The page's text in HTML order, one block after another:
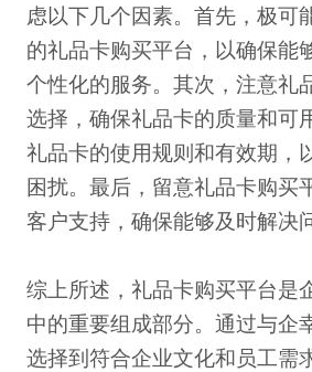
虑以下几个因素。首先，极可
的礼品卡购买平台，以确保能
个性化的服务。其次，注意礼
选择，确保礼品卡的质量和可
礼品卡的使用规则和有效期，
困扰。最后，留意礼品卡购买
客户支持，确保能够及时解决
综上所述，礼品卡购买平台是
中的重要组成部分。通过与企
选择到符合企业文化和员工需